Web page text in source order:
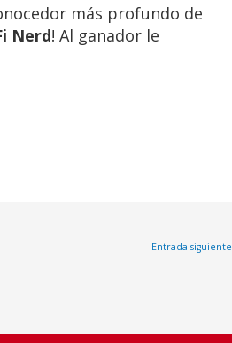
más profundo de
Nerd! Al ganador le
Entrada siguiente